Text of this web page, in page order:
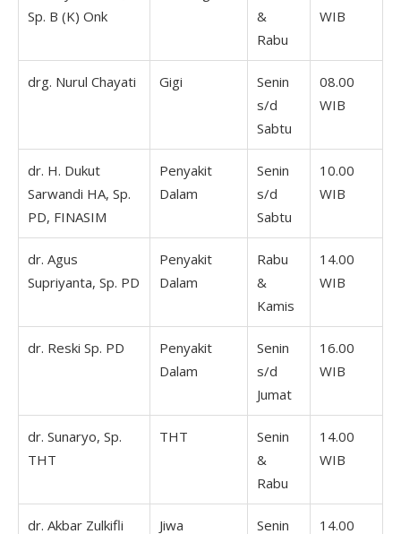
Sp. B (K) Onk
&
Rabu
WIB
drg. Nurul Chayati Gigi
Senin
s/d
Sabtu
08.00
WIB
dr. H. Dukut
Sarwandi HA, Sp.
PD, FINASIM
Penyakit
Dalam
Senin
s/d
Sabtu
10.00
WIB
dr. Agus
Supriyanta, Sp. PD
Penyakit
Dalam
Rabu
&
Kamis
14.00
WIB
dr. Reski Sp. PD
Penyakit
Dalam
Senin
s/d
Jumat
16.00
WIB
dr. Sunaryo, Sp.
THT
THT
Senin
&
Rabu
14.00
WIB
dr. Akbar Zulkifli Jiwa Senin 14.00